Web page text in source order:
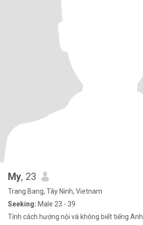
My, 23
Trang Bang, Tây Ninh, Vietnam
Seeking: Male 23 - 39
Tính cách hướng nội và không biết tiếng Anh